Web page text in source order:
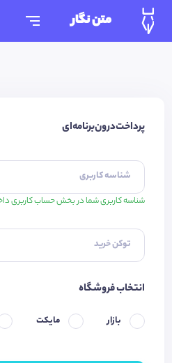
متن نگار
پرداخت‌درون‌برنامه‌ای
شناسه کاربری
شناسه کاربری شما در بخش حساب کاربری
توکن خرید
انتخاب فروشگاه
بازار مایکت